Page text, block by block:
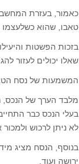
כאמור, בעזרת
טאבו, שהוא כשלעצמו
בזכות הפשטות
שאלו יכולים לעזור
המשמעות של נסח
מלבד הערך של הנכס,
בעלי הנכס כבר
לא ניתן לרכוש
בנוסף, הנסח מציג
ירושה ועוד.